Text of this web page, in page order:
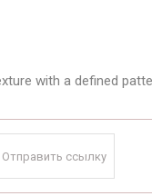
with a defined
ссылку